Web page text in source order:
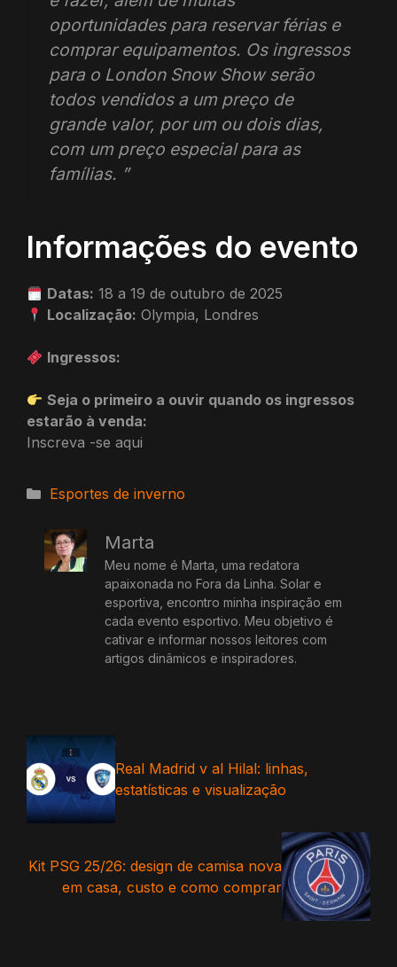
oportunidades para reservar férias e
comprar equipamentos. Os ingressos
para o London Snow Show serão
todos vendidos a um preço de
grande valor, por um ou dois dias,
com um preço especial para as
famílias. ”
Informações do evento
Datas: 18 a 19 de outubro de 2025
Localização: Olympia, Londres
Ingressos:
Seja o primeiro a ouvir quando os ingressos
estarão à venda:
Inscreva -se aqui
Categorias
Esportes de inverno
Marta
Meu nome é Marta, uma redatora
apaixonada no Fora da Linha. Solar e
esportiva, encontro minha inspiração em
cada evento esportivo. Meu objetivo é
cativar e informar nossos leitores com
artigos dinâmicos e inspiradores.
Real Madrid v al Hilal: linhas,
estatísticas e visualização
Kit PSG 25/26: design de camisa nova
em casa, custo e como comprar